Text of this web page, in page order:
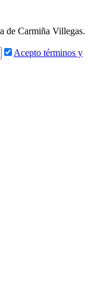
de Carmiña Villegas.
Acepto términos y